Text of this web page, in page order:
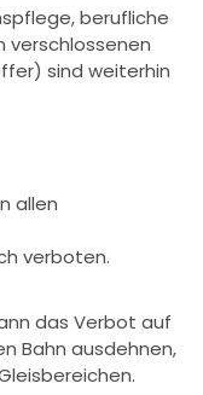
berufliche
verschlossenen
sind weiterhin
allen
verboten.
das Verbot auf
Bahn ausdehnen,